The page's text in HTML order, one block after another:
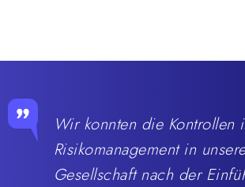
Wir konnten die Kontrollen
Risikomanagement in
Gesellschaft nach der